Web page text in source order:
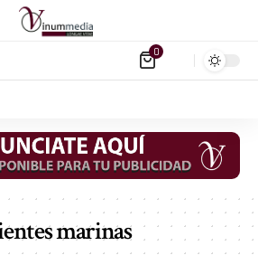
0
marinas